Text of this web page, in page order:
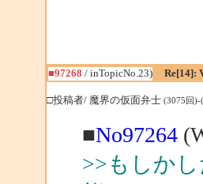
■97268 / inTopicNo.23) Re[14]:
□投稿者/ 魔界の仮面弁士 (3075回)-
■No97264
>>もしか